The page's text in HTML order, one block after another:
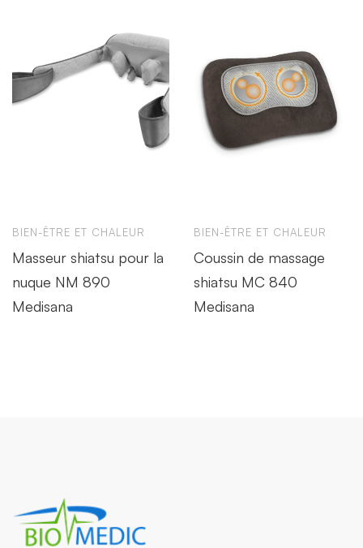
BIEN-ÊTRE ET CHALEUR
Masseur shiatsu pour la
nuque NM 890
Medisana
BIEN-ÊTRE ET CHALEUR
Coussin de massage
shiatsu MC 840
Medisana